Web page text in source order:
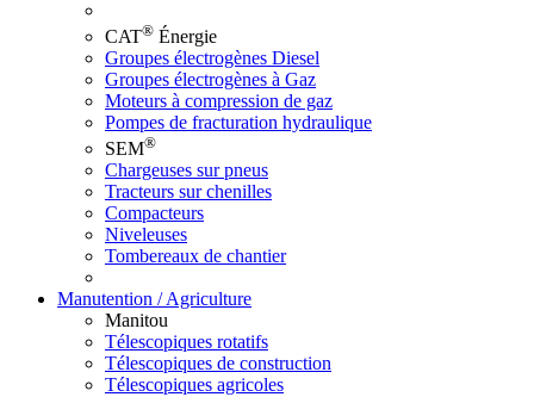
CAT® Énergie
Groupes électrogènes Diesel
Groupes électrogènes à Gaz
Moteurs à compression de gaz
Pompes de fracturation hydraulique
SEM®
Chargeuses sur pneus
Tracteurs sur chenilles
Compacteurs
Niveleuses
Tombereaux de chantier
Manutention / Agriculture
Manitou
Télescopiques rotatifs
Télescopiques de construction
Télescopiques agricoles